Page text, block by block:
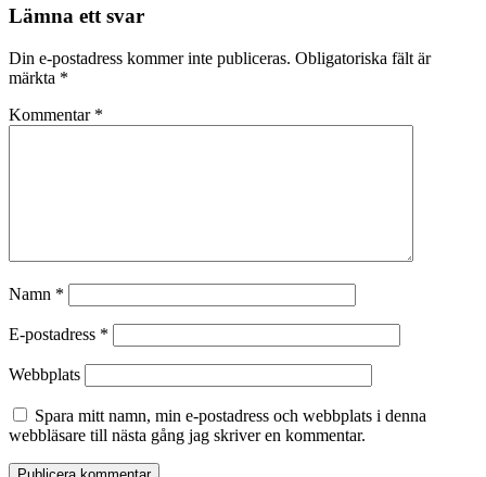
Lämna ett svar
Din e-postadress kommer inte publiceras. Obligatoriska fält är
märkta *
Kommentar *
Namn *
E-postadress *
Webbplats
Spara mitt namn, min e-postadress och webbplats i denna
webbläsare till nästa gång jag skriver en kommentar.